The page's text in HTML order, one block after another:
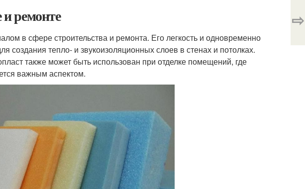
ремонте
в сфере строительства и ремонта. Его легкость и одновременно
создания тепло- и звукоизоляционных слоев в стенах и потолках.
также может быть использован при отделке помещений, где
важным аспектом.
⇨